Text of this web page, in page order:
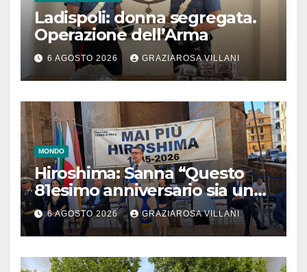
Ladispoli: donna segregata.
Operazione dell’Arma
6 AGOSTO 2026 GRAZIAROSA VILLANI
MONDO
Hiroshima: Sanna “Questo
81esimo anniversario sia un
monito per tutti”
6 AGOSTO 2026 GRAZIAROSA VILLANI